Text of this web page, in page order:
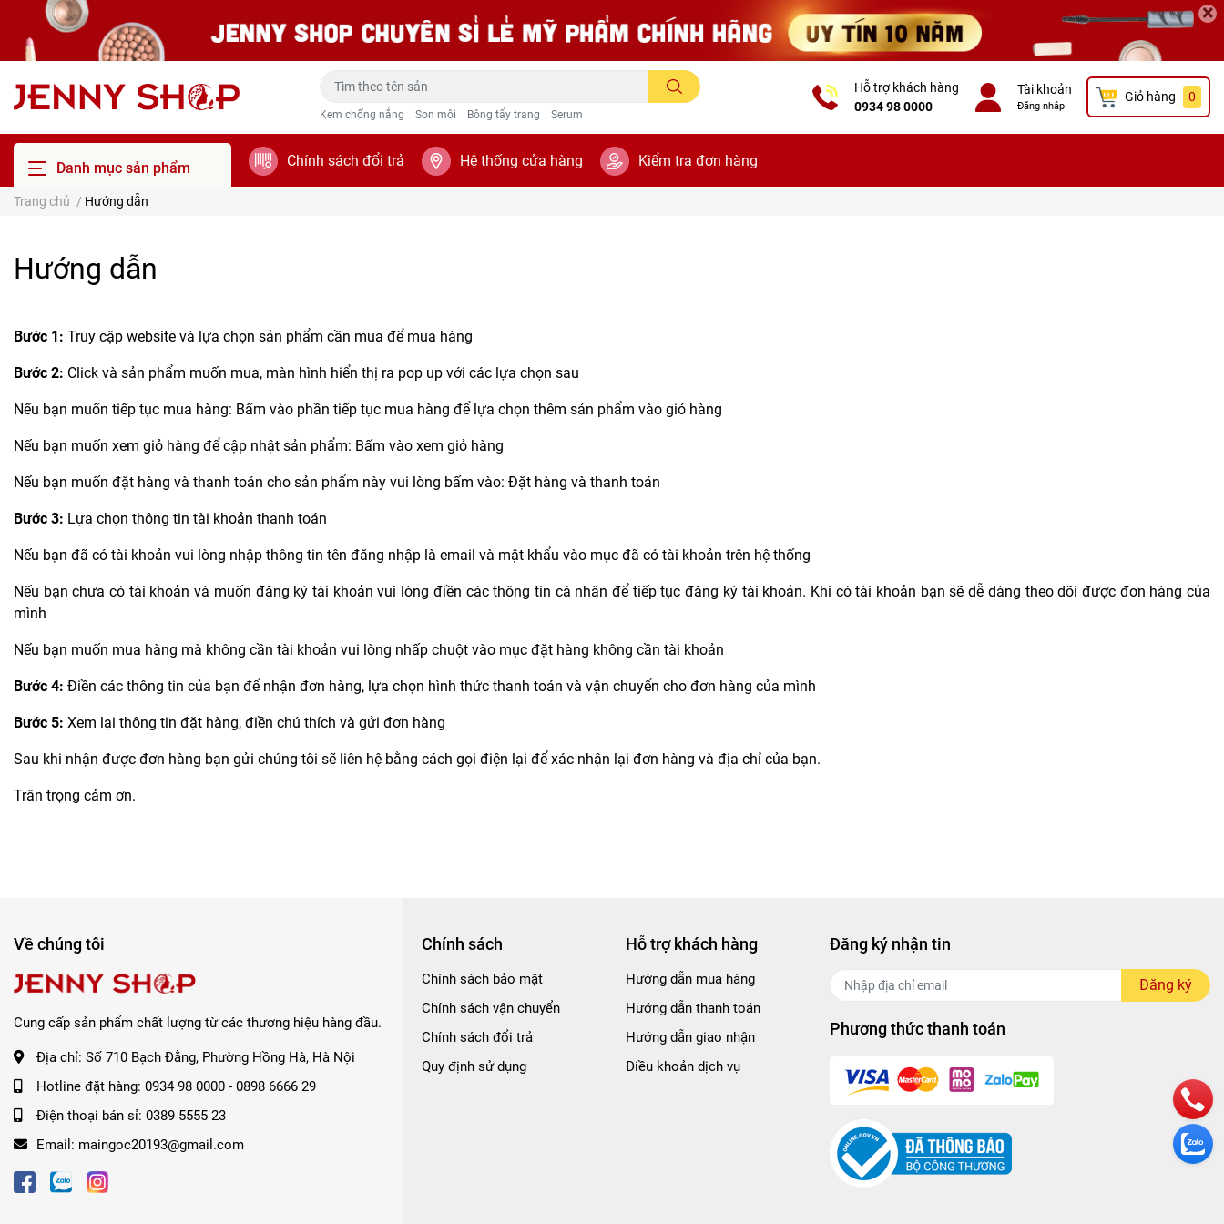
×
Kem chống nắng Son môi Bông tẩy trang Serum
Hỗ trợ khách hàng
0934 98 0000
Tài khoản
Đăng nhập
Giỏ hàng 0
Danh mục sản phẩm Chính sách đổi trả Hệ thống cửa hàng Kiểm tra đơn hàng
Trang chủ / Hướng dẫn
Hướng dẫn
Bước 1: Truy cập website và lựa chọn sản phẩm cần mua để mua hàng
Bước 2: Click và sản phẩm muốn mua, màn hình hiển thị ra pop up với các lựa chọn sau
Nếu bạn muốn tiếp tục mua hàng: Bấm vào phần tiếp tục mua hàng để lựa chọn thêm sản phẩm vào giỏ hàng
Nếu bạn muốn xem giỏ hàng để cập nhật sản phẩm: Bấm vào xem giỏ hàng
Nếu bạn muốn đặt hàng và thanh toán cho sản phẩm này vui lòng bấm vào: Đặt hàng và thanh toán
Bước 3: Lựa chọn thông tin tài khoản thanh toán
Nếu bạn đã có tài khoản vui lòng nhập thông tin tên đăng nhập là email và mật khẩu vào mục đã có tài khoản trên hệ thống
Nếu bạn chưa có tài khoản và muốn đăng ký tài khoản vui lòng điền các thông tin cá nhân để tiếp tục đăng ký tài khoản. Khi có tài khoản bạn sẽ dễ dàng theo dõi được đơn hàng của
mình
Nếu bạn muốn mua hàng mà không cần tài khoản vui lòng nhấp chuột vào mục đặt hàng không cần tài khoản
Bước 4: Điền các thông tin của bạn để nhận đơn hàng, lựa chọn hình thức thanh toán và vận chuyển cho đơn hàng của mình
Bước 5: Xem lại thông tin đặt hàng, điền chú thích và gửi đơn hàng
Sau khi nhận được đơn hàng bạn gửi chúng tôi sẽ liên hệ bằng cách gọi điện lại để xác nhận lại đơn hàng và địa chỉ của bạn.
Trân trọng cảm ơn.
Về chúng tôi
Cung cấp sản phẩm chất lượng từ các thương hiệu hàng đầu.
Địa chỉ: Số 710 Bạch Đằng, Phường Hồng Hà, Hà Nội
Hotline đặt hàng: 0934 98 0000 - 0898 6666 29
Điện thoại bán sỉ: 0389 5555 23
Email: maingoc20193@gmail.com
Chính sách
Chính sách bảo mật
Chính sách vận chuyển
Chính sách đổi trả
Quy định sử dụng
Hỗ trợ khách hàng
Hướng dẫn mua hàng
Hướng dẫn thanh toán
Hướng dẫn giao nhận
Điều khoản dịch vụ
Đăng ký nhận tin
Đăng ký
Phương thức thanh toán